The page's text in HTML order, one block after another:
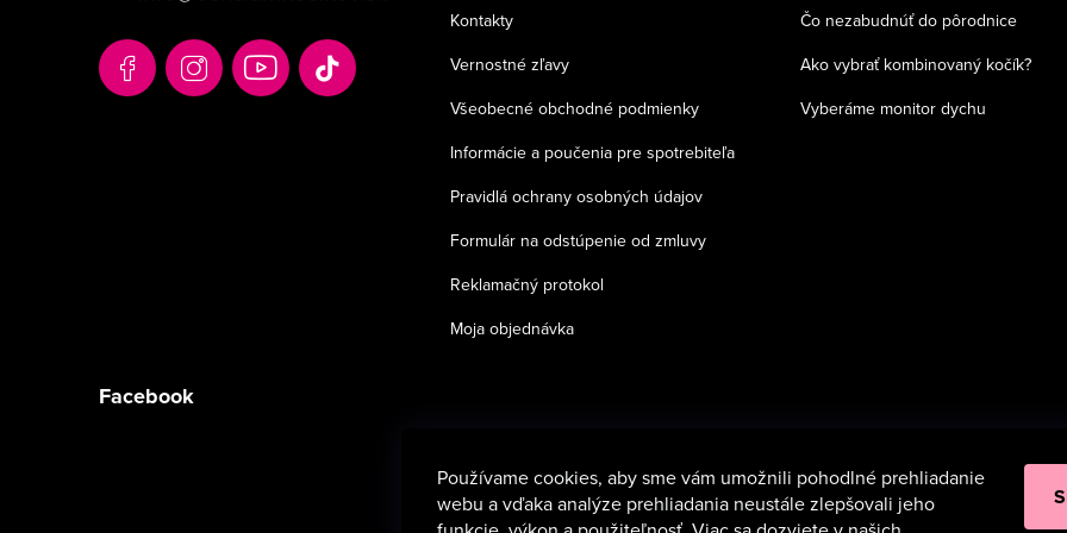
Používame cookies, aby sme vám umožnili pohodlné prehliadanie
webu a vďaka analýze prehliadania neustále zlepšovali jeho
Kontakty
Vernostné zľavy
Všeobecné obchodné podmienky
Informácie a poučenia pre spotrebiteľa
Pravidlá ochrany osobných údajov
Formulár na odstúpenie od zmluvy
Reklamačný protokol
Moja objednávka
Čo nezabudnúť do pôrodnice
Ako vybrať kombinovaný kočík?
Vyberáme monitor dychu
Facebook